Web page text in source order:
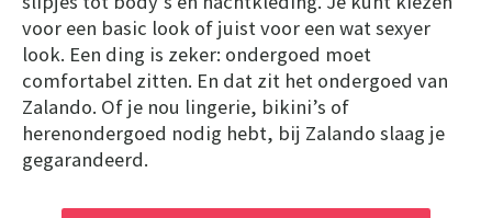
voor een basic look of juist voor een wat sexyer
look. Een ding is zeker: ondergoed moet
comfortabel zitten. En dat zit het ondergoed van
Zalando. Of je nou lingerie, bikini’s of
herenondergoed nodig hebt, bij Zalando slaag je
gegarandeerd.